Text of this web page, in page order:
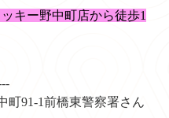
キー野中町店から徒歩1
町91-1前橋東警察署さん